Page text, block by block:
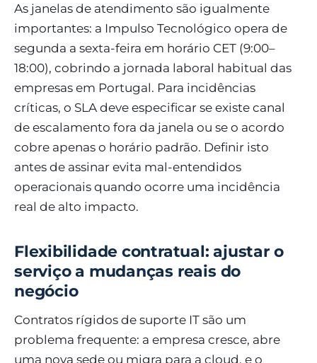
As janelas de atendimento são igualmente
importantes: a Impulso Tecnológico opera de
segunda a sexta-feira em horário CET (9:00–
18:00), cobrindo a jornada laboral habitual das
empresas em Portugal. Para incidências
críticas, o SLA deve especificar se existe canal
de escalamento fora da janela ou se o acordo
cobre apenas o horário padrão. Definir isto
antes de assinar evita mal-entendidos
operacionais quando ocorre uma incidência
real de alto impacto.
Flexibilidade contratual: ajustar o
serviço a mudanças reais do
negócio
Contratos rígidos de suporte IT são um
problema frequente: a empresa cresce, abre
uma nova sede ou migra para a cloud, e o